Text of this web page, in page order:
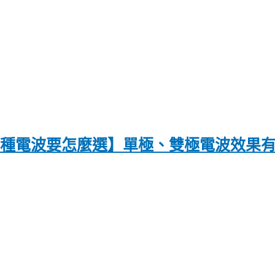
波要怎麼選】單極、雙極電波效果有